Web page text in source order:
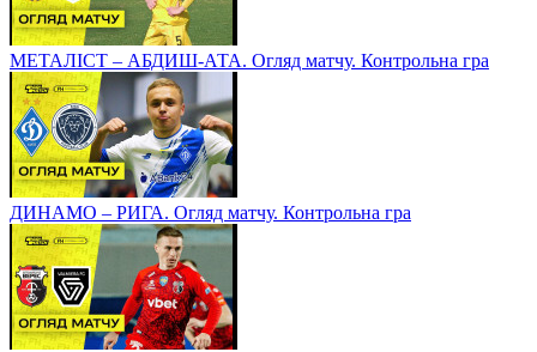
МЕТАЛІСТ – АБДИШ-АТА. Огляд матчу. Контрольна гра
ДИНАМО – РИГА. Огляд матчу. Контрольна гра